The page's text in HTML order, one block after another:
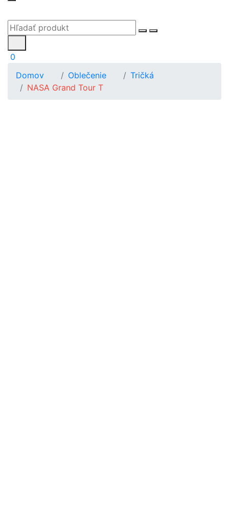
0
Domov
Oblečenie
Tričká
NASA Grand Tour T